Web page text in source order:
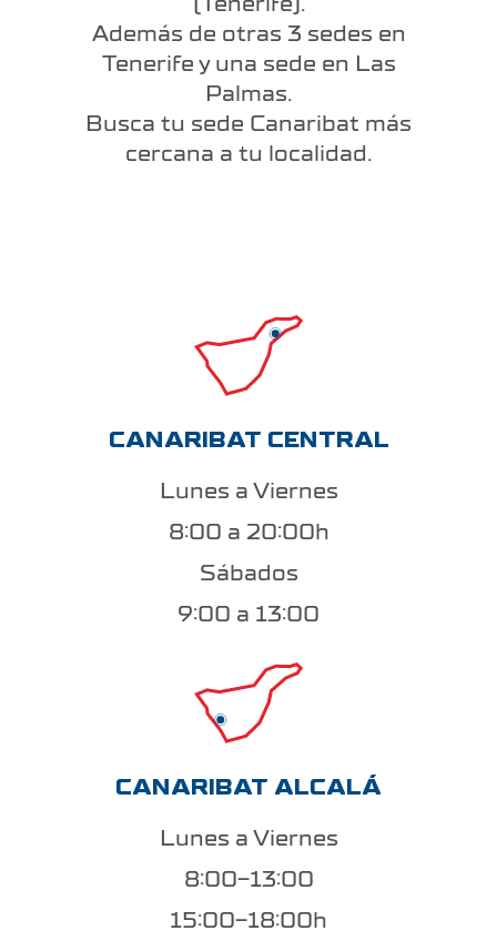
Además de otras 3 sedes en
Tenerife y una sede en Las
Palmas.
Busca tu sede Canaribat más
cercana a tu localidad.
CANARIBAT CENTRAL
Lunes a Viernes
8:00 a 20:00h
Sábados
9:00 a 13:00
CANARIBAT ALCALÁ
Lunes a Viernes
8:00-13:00
15:00-18:00h